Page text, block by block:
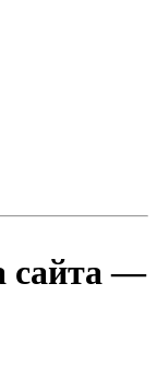
сайта —